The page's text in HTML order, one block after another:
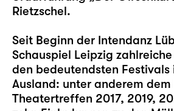
Rietzschel.
Seit Beginn der Intendanz
Schauspiel Leipzig
den bedeutendsten Festivals
Ausland: unter anderem dem
Theatertreffen 2017, 2019,